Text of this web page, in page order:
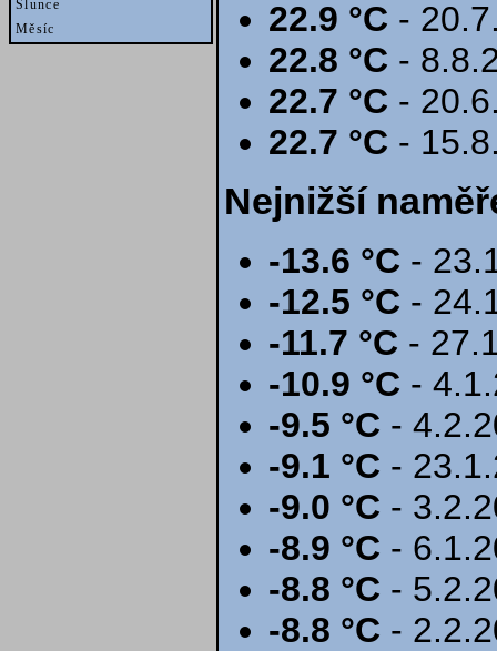
Slunce
Měsíc
22.9 °C -
22.8 °C -
22.7 °C -
22.7 °C -
Nejnižší
-13.6 °C -
-12.5 °C -
-11.7 °C -
-10.9 °C -
-9.5 °C -
-9.1 °C -
-9.0 °C -
-8.9 °C -
-8.8 °C -
-8.8 °C -